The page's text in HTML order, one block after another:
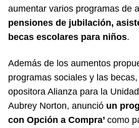
aumentar varios programas de
pensiones de jubilación,
becas escolares para niños.
Además de los aumentos
programas sociales y las
opositora Alianza para la
Aubrey Norton, anunció un
con Opción a Compra’ como